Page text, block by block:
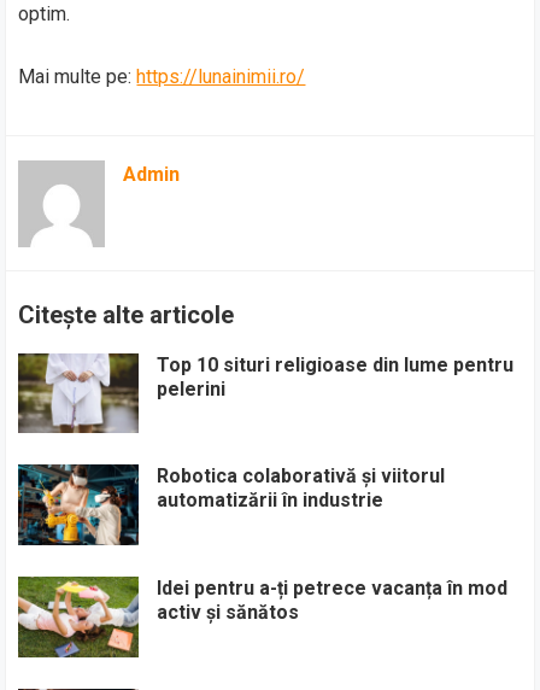
optim.
Mai multe pe:https://lunainimii.ro/
Admin
Citește alte articole
Top 10 situri religioase din lume pentru
pelerini
Robotica colaborativă și viitorul
automatizării în industrie
Idei pentru a-ți petrece vacanța în mod
activ și sănătos